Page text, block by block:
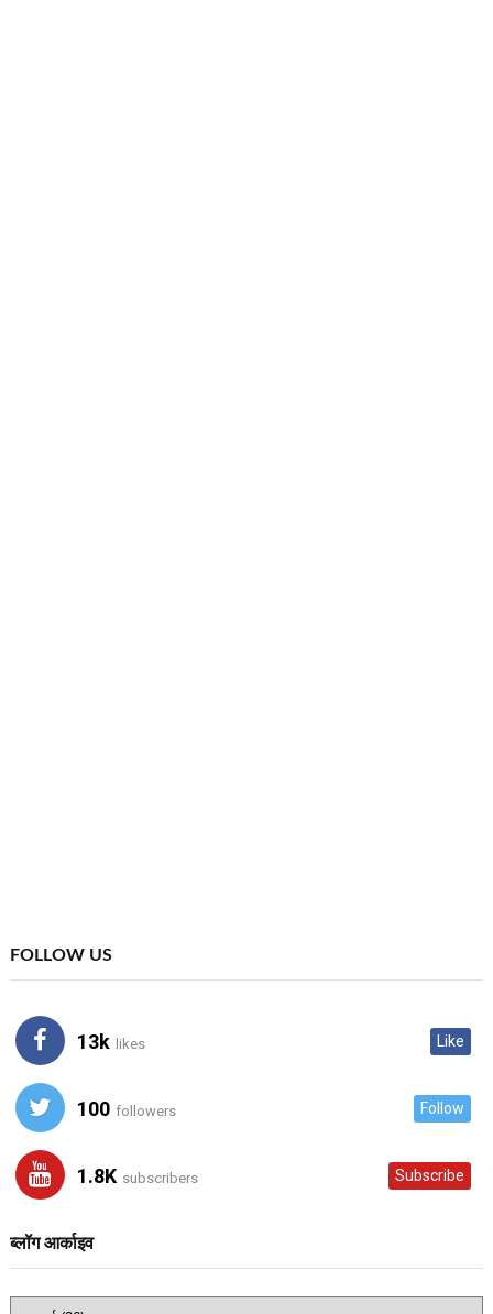
FOLLOW US
13k likes Like
100 followers Follow
1.8K subscribers Subscribe
ब्लॉग आर्काइव